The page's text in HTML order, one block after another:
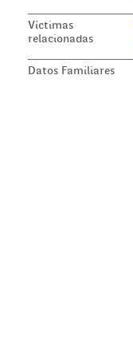
Víctimas
relacionadas
Datos Familiares